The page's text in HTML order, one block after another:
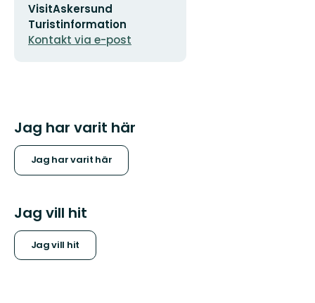
postadress
VisitAskersund
Turistinformation
Kontakt via e-post
Jag har varit här
Jag har varit här
Jag vill hit
Jag vill hit